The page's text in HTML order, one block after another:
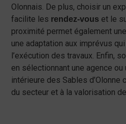
Olonnais. De plus, choisir un
facilite les rendez-vous et le
proximité permet également
une adaptation aux imprévus
l’exécution des travaux. Enfin,
en sélectionnant une agence ou
intérieure des Sables d’Olonne
du secteur et à la valorisation